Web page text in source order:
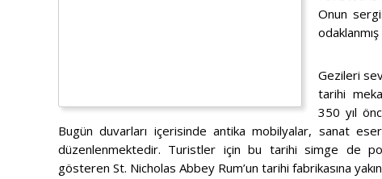
Onun
Gezileri
tarihi
350 yıl
Bugün duvarları içerisinde antika mobilyalar, sanat
düzenlenmektedir. Turistler için bu tarihi simge de
gösteren St. Nicholas Abbey Rum’un tarihi fabrikasına